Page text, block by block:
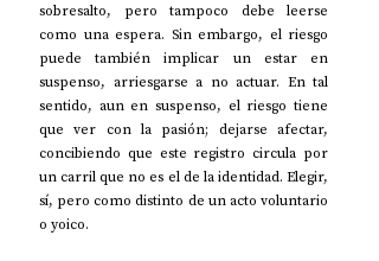
sobresalto, pero tampoco debe leerse
como una espera. Sin embargo, el riesgo
puede también implicar un estar en
suspenso, arriesgarse a no actuar. En tal
sentido, aun en suspenso, el riesgo tiene
que ver con la pasión; dejarse afectar,
concibiendo que este registro circula por
un carril que no es el de la identidad. Elegir,
sí, pero como distinto de un acto voluntario
o yoico.